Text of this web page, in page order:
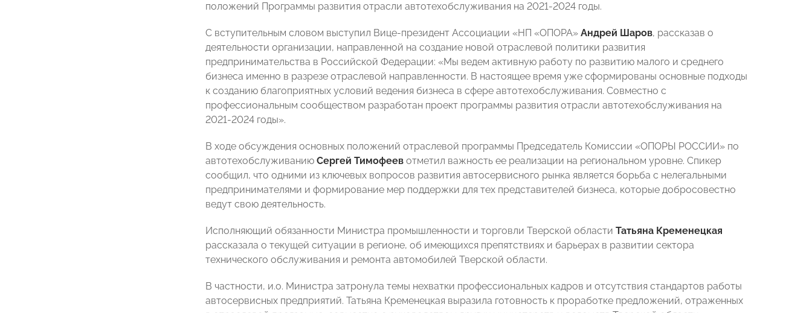
положений Программы развития отрасли автотехобслуживания на 2021-2024 годы.
С вступительным словом выступил Вице-президент Ассоциации «НП «ОПОРА» Андрей Шаров, рассказав о
деятельности организации, направленной на создание новой отраслевой политики развития
предпринимательства в Российской Федерации: «Мы ведем активную работу по развитию малого и среднего
бизнеса именно в разрезе отраслевой направленности. В настоящее время уже сформированы основные подходы
к созданию благоприятных условий ведения бизнеса в сфере автотехобслуживания. Совместно с
профессиональным сообществом разработан проект программы развития отрасли автотехобслуживания на
2021-2024 годы».
В ходе обсуждения основных положений отраслевой программы Председатель Комиссии «ОПОРЫ РОССИИ» по
автотехобслуживанию Сергей Тимофеев отметил важность ее реализации на региональном уровне. Спикер
сообщил, что одними из ключевых вопросов развития автосервисного рынка является борьба с нелегальными
предпринимателями и формирование мер поддержки для тех представителей бизнеса, которые добросовестно
ведут свою деятельность.
Исполняющий обязанности Министра промышленности и торговли Тверской области Татьяна Кременецкая
рассказала о текущей ситуации в регионе, об имеющихся препятствиях и барьерах в развитии сектора
технического обслуживания и ремонта автомобилей Тверской области.
В частности, и.о. Министра затронула темы нехватки профессиональных кадров и отсутствия стандартов работы
автосервисных предприятий. Татьяна Кременецкая выразила готовность к проработке предложений, отраженных